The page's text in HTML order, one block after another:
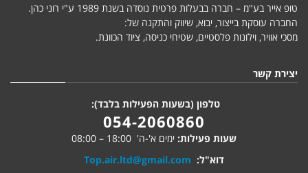
טופ אייר בע"מ – חברה בבעלות פרטית נוסדה בשנת 1989 ע"י רוני כהן.
החברה עוסקת בייצור, יבוא, שיווק והתקנה של:
מסכי אוויר, וילונות פלסטיים, שטיחי כניסה, ציוד הכוונת.
יצירת קשר
טלפון (בשעות הפעילות בלבד):
054-2060860
שעות פעילות: ימים א'-ה' 18:00 – 08:00
דוא"ל: Top.air.ltd@gmail.com